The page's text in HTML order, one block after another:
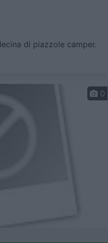
di piazzole camper.
0